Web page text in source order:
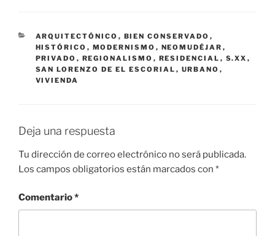
CATEGORÍAS
ARQUITECTÓNICO , BIEN CONSERVADO ,
HISTÓRICO , MODERNISMO , NEOMUDÉJAR ,
PRIVADO , REGIONALISMO , RESIDENCIAL , S.XX ,
SAN LORENZO DE EL ESCORIAL , URBANO ,
VIVIENDA
Deja una respuesta
Tu dirección de correo electrónico no será publicada.
Los campos obligatorios están marcados con *
Comentario*